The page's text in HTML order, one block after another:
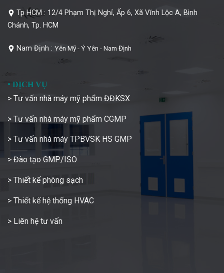
Tp HCM : 12/4 Phạm Thị Nghỉ, Ấp 6, Xã Vĩnh Lộc A, Bình
Chánh, Tp. HCM
Nam Định : Yên Mỹ - Ý Yên - Nam Định
• DỊCH VỤ
> Tư vấn nhà máy mỹ phẩm ĐĐKSX
> Tư vấn nhà máy mỹ phẩm CGMP
> Tư vấn nhà máy TPBVSK HS GMP
> Đào tạo GMP/ISO
> Thiết kế phòng sạch
> Thiết kế hệ thống HVAC
> Liên hệ tư vấn